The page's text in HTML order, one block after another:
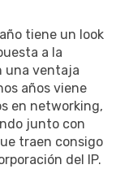
tiene un look
a la
una ventaja
años viene
en networking,
junto con
traen consigo
del IP.